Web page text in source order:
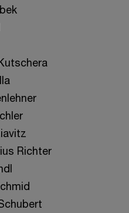
Richter